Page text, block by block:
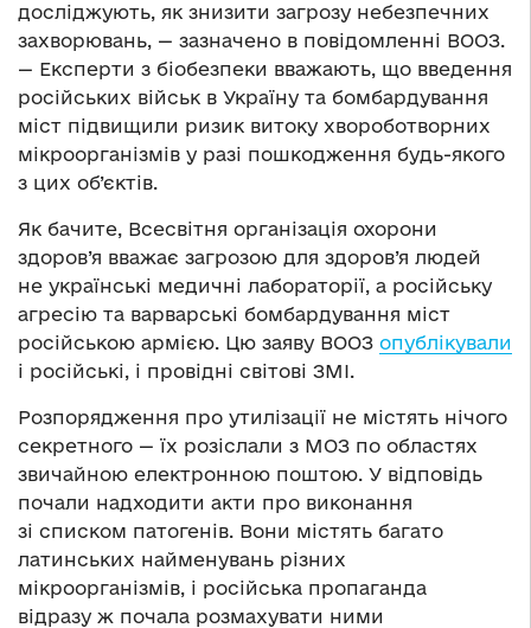
досліджують, як знизити загрозу небезпечних
захворювань, — зазначено в повідомленні ВООЗ.
— Експерти з біобезпеки вважають, що введення
російських військ в Україну та бомбардування
міст підвищили ризик витоку хвороботворних
мікроорганізмів у разі пошкодження будь-якого
з цих об’єктів.
Як бачите, Всесвітня організація охорони
здоров’я вважає загрозою для здоров’я людей
не українські медичні лабораторії, а російську
агресію та варварські бомбардування міст
російською армією. Цю заяву ВООЗ опублікували
і російські, і провідні світові ЗМІ.
Розпорядження про утилізації не містять нічого
секретного — їх розіслали з МОЗ по областях
звичайною електронною поштою. У відповідь
почали надходити акти про виконання
зі списком патогенів. Вони містять багато
латинських найменувань різних
мікроорганізмів, і російська пропаганда
відразу ж почала розмахувати ними